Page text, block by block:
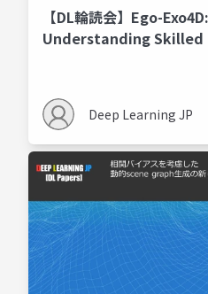
【DL輪読会】Ego-Exo4D:
Understanding Skilled
Deep Learning JP